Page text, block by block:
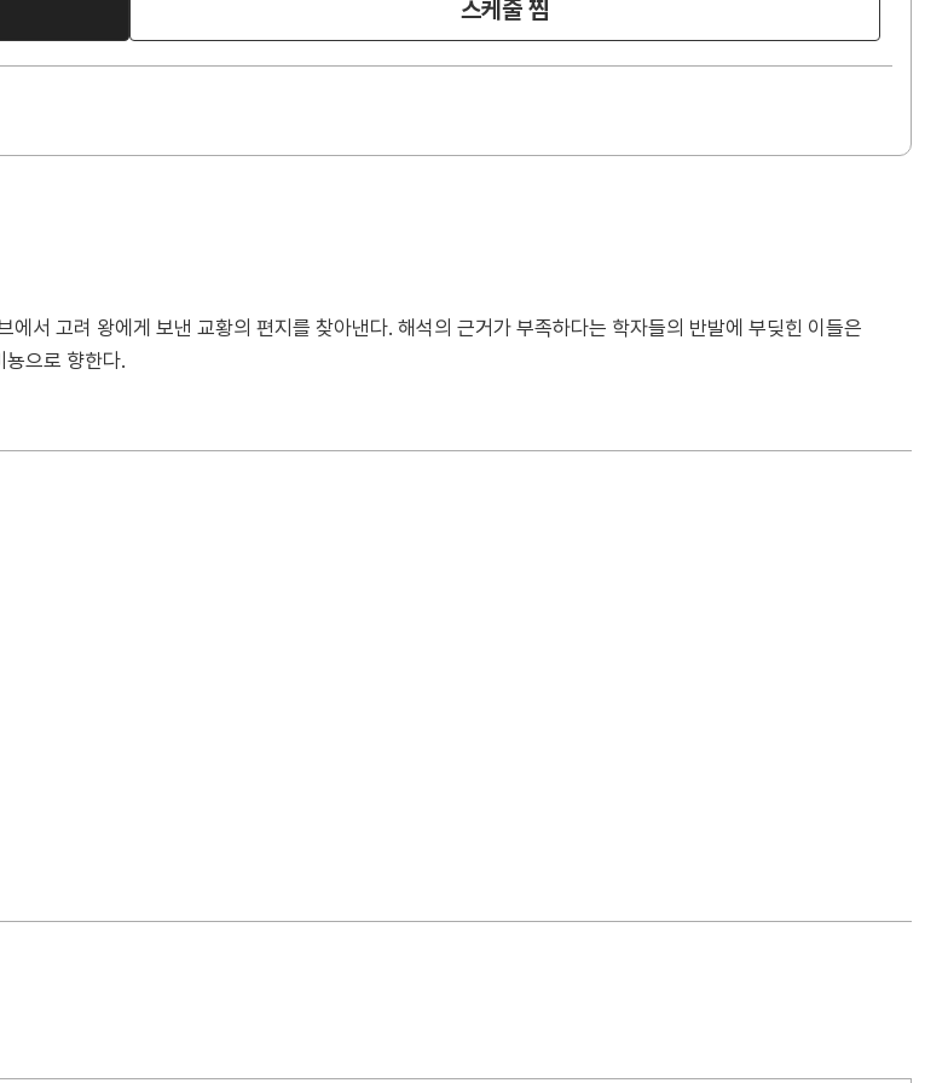
스케줄 찜
서 고려 왕에게 보낸 교황의 편지를 찾아낸다. 해석의 근거가 부족하다는 학자들의 반발에 부딪힌 이들은
뇽으로 향한다.